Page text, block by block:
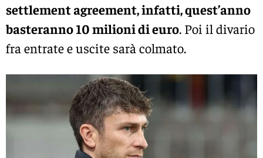
settlement agreement, infatti, quest’anno
basteranno 10 milioni di euro. Poi il divario
fra entrate e uscite sarà colmato.